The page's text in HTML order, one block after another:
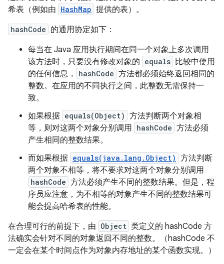
希表（例如由 HashMap 提供的表）。
hashCode 的通用协定如下：
每当在 Java 应用执行期间在同一个对象上多次调用
该方法时，只要没有修改对象的 equals 比较中使用
的任何信息，
hashCode 方法都必须始终返回相同的
整数。在应用的不同执行之间，此整数无需保持一
致。
如果根据 equals(Object) 方法判断两个对象相
等，则对这两个对象分别调用 hashCode 方法必须
产生相同的整数结果。
而如果根据 equals(java.lang.Object) 方法判断
两个对象不相等，将不要求对这两个对象分别调用
hashCode 方法必须产生不同的整数结果。 但是，程
序员应注意，为不相等的对象产生不同的整数结果可
能会提高哈希表的性能。
在合理可行的前提下，由 Object 类定义的 hashCode 方
法确实会针对不同的对象返回不同的整数。（hashCode 不
一定会在某个时间点作为对象内存地址的某个函数实现。）